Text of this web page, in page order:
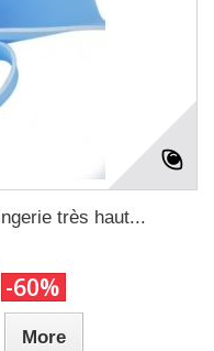
très haut...
-60%
More